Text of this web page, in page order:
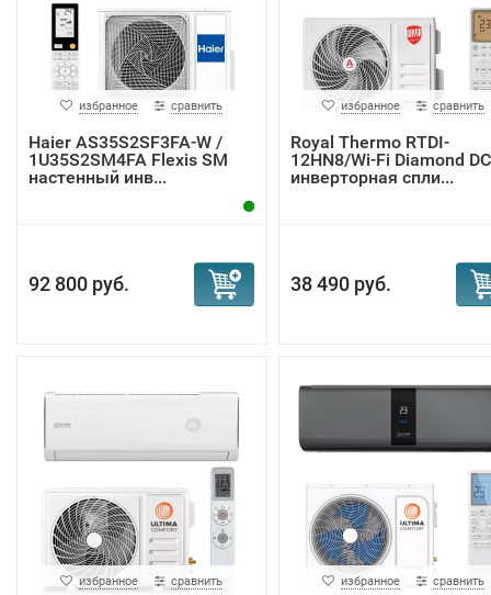
избранное сравнить
Haier AS35S2SF3FA-W /
1U35S2SM4FA Flexis SM
настенный инв...
92 800 руб.
избранное сравнить
Royal Thermo RTDI-
12HN8/Wi-Fi Diamond DC
инверторная спли...
38 490 руб.
избранное сравнить избранное сравнить